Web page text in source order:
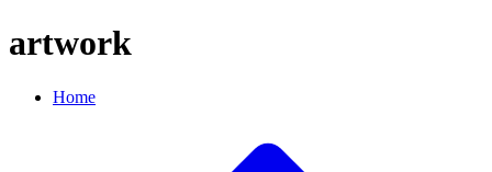
artwork
Home